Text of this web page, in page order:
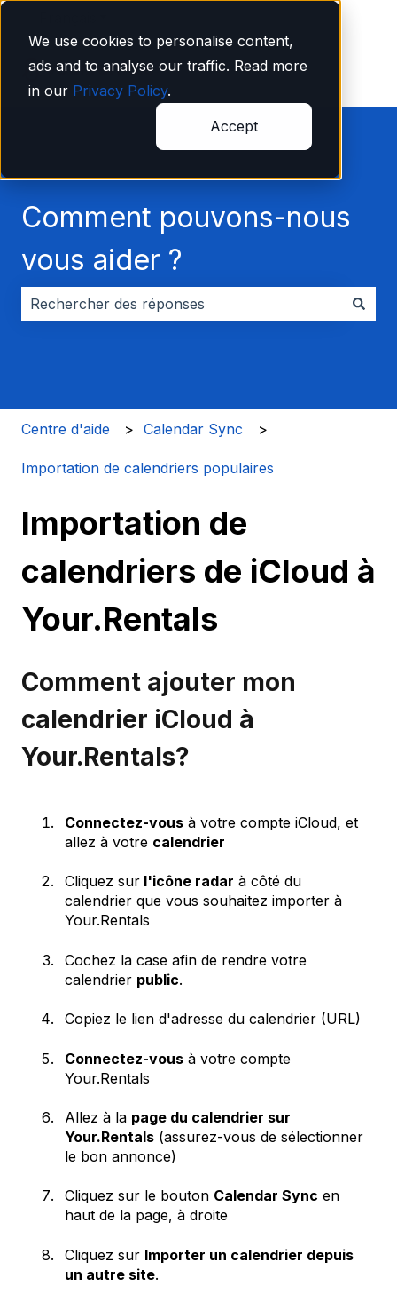
We use cookies to personalise content,
ads and to analyse our traffic. Read more
in our Privacy Policy.
Accept
Comment pouvons-nous
vous aider ?
Centre d'aide Calendar Sync
Importation de calendriers populaires
Importation de
calendriers de iCloud à
Your.Rentals
Comment ajouter mon
calendrier iCloud à
Your.Rentals?
Connectez-vous à votre compte iCloud, et
allez à votre calendrier
Cliquez sur l'icône radar à côté du
calendrier que vous souhaitez importer à
Your.Rentals
Cochez la case afin de rendre votre
calendrier public.
Copiez le lien d'adresse du calendrier (URL)
Connectez-vous à votre compte
Your.Rentals
Allez à la page du calendrier sur
Your.Rentals (assurez-vous de sélectionner
le bon annonce)
Cliquez sur le bouton Calendar Sync en
haut de la page, à droite
Cliquez sur Importer un calendrier depuis
un autre site.